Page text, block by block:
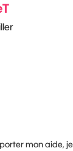
mon aide,